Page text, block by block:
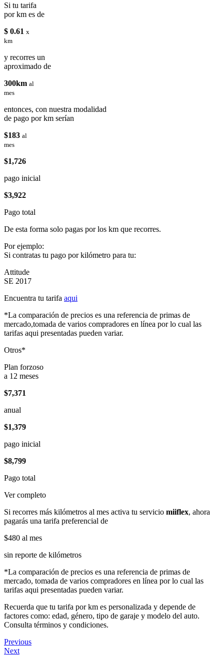
Si tu tarifa
por km es de
$ 0.61 x
km
y recorres un
aproximado de
300km al
mes
entonces, con nuestra modalidad
de pago por km serían
$183 al
mes
$1,726
pago inicial
$3,922
Pago total
De esta forma solo pagas por los km que recorres.
Por ejemplo:
Si contratas tu pago por kilómetro para tu:
Attitude
SE 2017
Encuentra tu tarifa aqui
*La comparación de precios es una referencia de primas de
mercado,tomada de varios compradores en línea por lo cual las
tarifas aqui presentadas pueden variar.
Otros*
Plan forzoso
a 12 meses
$7,371
anual
$1,379
pago inicial
$8,799
Pago total
Ver completo
Si recorres más kilómetros al mes activa tu servicio miiflex, ahora
pagarás una tarifa preferencial de
$480 al mes
sin reporte de kilómetros
*La comparación de precios es una referencia de primas de
mercado, tomada de varios compradores en línea por lo cual las
tarifas aqui presentadas pueden variar.
Recuerda que tu tarifa por km es personalizada y depende de
factores como: edad, género, tipo de garaje y modelo del auto.
Consulta términos y condiciones.
Previous
Next